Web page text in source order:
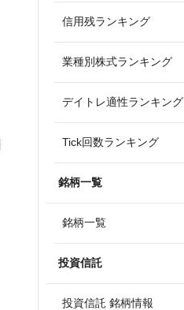
信用残ランキング
業種別株式ランキング
デイトレ適性ランキング
Tick回数ランキング
銘柄一覧
銘柄一覧
投資信託
投資信託 銘柄情報